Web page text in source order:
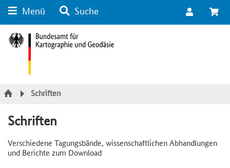
Kategorie Navigation
Menü Suche
Schriften
Schriften
Verschiedene Tagungsbände, wissenschaftlichen Abhandlungen
und Berichte zum Download